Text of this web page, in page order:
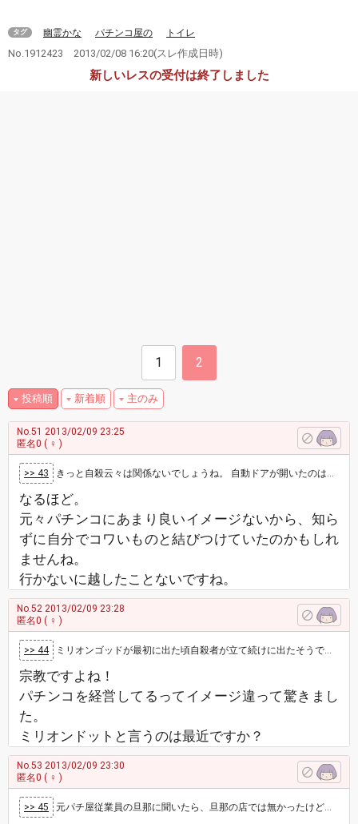
タグ 幽霊かな パチンコ屋の トイレ
No.1912423 2013/02/08 16:20(スレ作成日時)
新しいレスの受付は終了しました
1 2
投稿順 新着順 主のみ
No.51 2013/02/09 23:25
匿名0 ( ♀ )
>> 43 きっと自殺云々は関係ないでしょうね。 自動ドアが開いたのは誰か近くを通って通り過ぎた可能性もあるし、トイレの水が流れたのも汚れや臭いの予防…
なるほど。
元々パチンコにあまり良いイメージないから、知ら
ずに自分でコワいものと結びつけていたのかもしれ
ませんね。
行かないに越したことないですね。
No.52 2013/02/09 23:28
匿名0 ( ♀ )
>> 44 ミリオンゴッドが最初に出た頃自殺者が立て続けに出たそうですね 学会が経営するパチ屋で聞いただけで３件続けて首吊りありました …
宗教ですよね！
パチンコを経営してるってイメージ違って驚きまし
た。
ミリオンドットと言うのは最近ですか？
No.53 2013/02/09 23:30
匿名0 ( ♀ )
>> 45 元パチ屋従業員の旦那に聞いたら、旦那の店では無かったけど他店ではトイレでの自殺はたまにあったみたいです。